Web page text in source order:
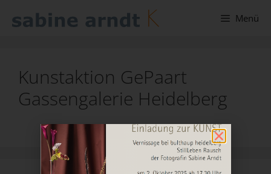
Menü
Kunstaktion GePaart
Gassengalerie Heidelberg